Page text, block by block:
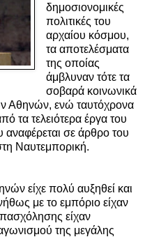
δημοσιονομικές
πολιτικές του
αρχαίου κόσμου,
τα αποτελέσματα
της οποίας
άμβλυναν τότε τα
σοβαρά κοινωνικά
Αθηνών, ενώ ταυτόχρονα
τα τελειότερα έργα του
σε άρθρο του
Ναυτεμπορική.
είχε πολύ αυξηθεί και
με το εμπόριο είχαν
είχαν
της μεγάλης